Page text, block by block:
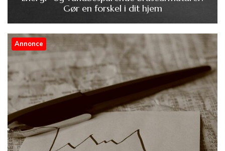
Gør en forskel i dit hjem
Annonce